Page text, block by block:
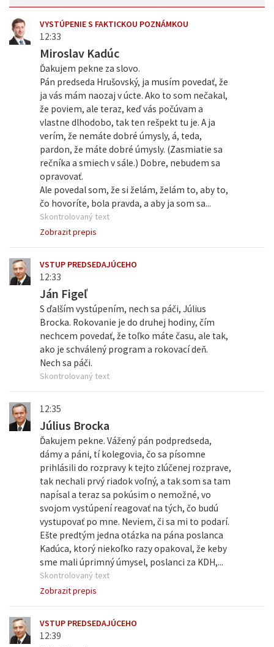
VYSTÚPENIE S FAKTICKOU POZNÁMKOU
12:33
Miroslav Kadúc
Ďakujem pekne za slovo.
Pán predseda Hrušovský, ja musím povedať, že
ja vás mám naozaj v úcte. Ako to som nečakal,
že poviem, ale teraz, keď vás počúvam a
vlastne dlhodobo, tak ten rešpekt tu je. A ja
verím, že nemáte dobré úmysly, á, teda,
pardon, že máte dobré úmysly. (Zasmiatie sa
rečníka a smiech v sále.) Dobre, nebudem sa
opravovať.
Ale povedal som, že si želám, želám to, aby to,
čo hovoríte, bola pravda, a aby ja som sa...
Skontrolovaný text
Zobrazit prepis
VSTUP PREDSEDAJÚCEHO
12:33
Ján Figeľ
S ďalším vystúpením, nech sa páči, Július
Brocka. Rokovanie je do druhej hodiny, čím
nechcem povedať, že toľko máte času, ale tak,
ako je schválený program a rokovací deň.
Nech sa páči.
Skontrolovaný text
12:35
Július Brocka
Ďakujem pekne. Vážený pán podpredseda,
dámy a páni, tí kolegovia, čo sa písomne
prihlásili do rozpravy k tejto zlúčenej rozprave,
tak nechali prvý riadok voľný, a tak som sa tam
napísal a teraz sa pokúsim o nemožné, vo
svojom vystúpení reagovať na tých, čo budú
vystupovať po mne. Neviem, či sa mi to podarí.
Ešte predtým jedna otázka na pána poslanca
Kadúca, ktorý niekoľko razy opakoval, že keby
sme mali úprimný úmysel, poslanci za KDH,...
Skontrolovaný text
Zobrazit prepis
VSTUP PREDSEDAJÚCEHO
12:39